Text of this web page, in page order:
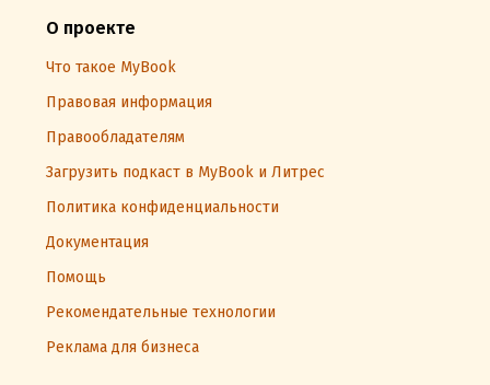
О проекте
Что такое MyBook
Правовая информация
Правообладателям
Загрузить подкаст в MyBook и Литрес
Политика конфиденциальности
Документация
Помощь
Рекомендательные технологии
Реклама для бизнеса